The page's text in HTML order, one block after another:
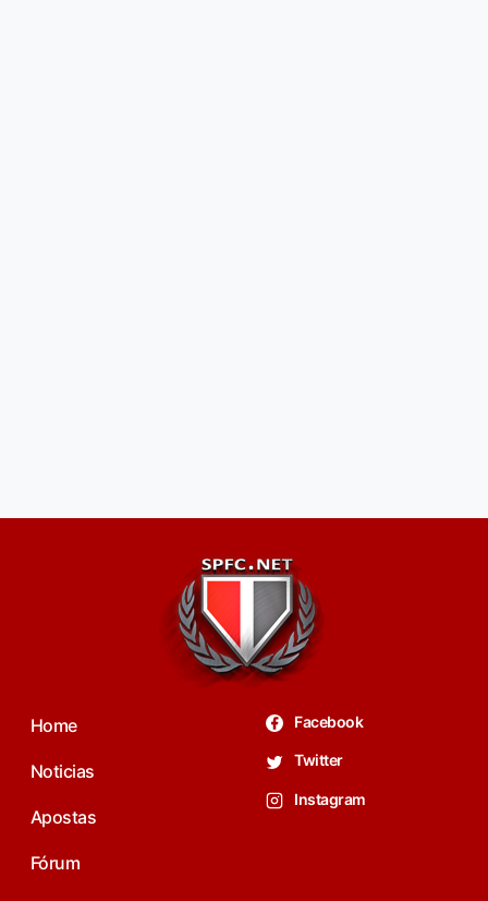
Home
Noticias
Apostas
Fórum
Facebook
Twitter
Instagram